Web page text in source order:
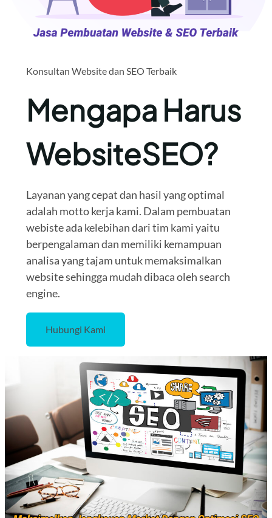
Konsultan Website dan SEO Terbaik
Mengapa Harus
WebsiteSEO?
Layanan yang cepat dan hasil yang optimal
adalah motto kerja kami. Dalam pembuatan
webiste ada kelebihan dari tim kami yaitu
berpengalaman dan memiliki kemampuan
analisa yang tajam untuk memaksimalkan
website sehingga mudah dibaca oleh search
engine.
Hubungi Kami